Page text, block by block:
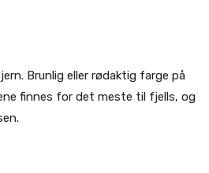
Brunlig eller rødaktig farge på
finnes for det meste til fjells, og